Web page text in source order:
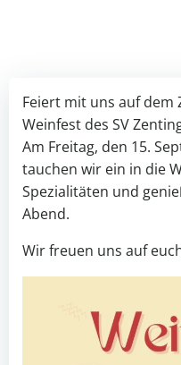
Feiert mit uns auf dem
Weinfest des SV
Am Freitag, den 15.
tauchen wir ein in die
Spezialitäten und
Abend.
Wir freuen uns auf